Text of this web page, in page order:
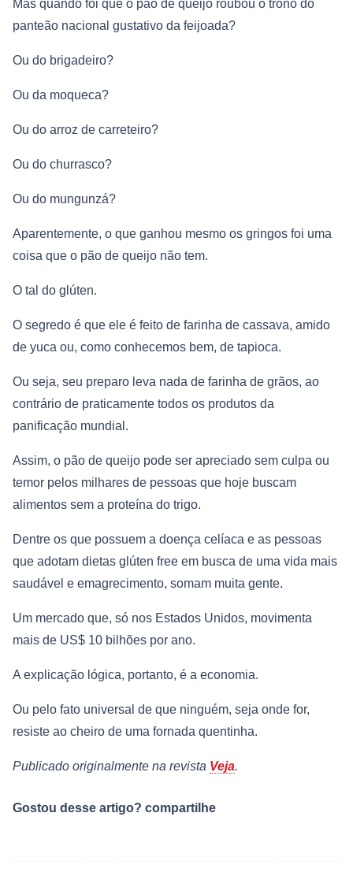
Mas quando foi que o pão de queijo roubou o trono do
panteão nacional gustativo da feijoada?
Ou do brigadeiro?
Ou da moqueca?
Ou do arroz de carreteiro?
Ou do churrasco?
Ou do mungunzá?
Aparentemente, o que ganhou mesmo os gringos foi uma
coisa que o pão de queijo não tem.
O tal do glúten.
O segredo é que ele é feito de farinha de cassava, amido
de yuca ou, como conhecemos bem, de tapioca.
Ou seja, seu preparo leva nada de farinha de grãos, ao
contrário de praticamente todos os produtos da
panificação mundial.
Assim, o pão de queijo pode ser apreciado sem culpa ou
temor pelos milhares de pessoas que hoje buscam
alimentos sem a proteína do trigo.
Dentre os que possuem a doença celíaca e as pessoas
que adotam dietas glúten free em busca de uma vida mais
saudável e emagrecimento, somam muita gente.
Um mercado que, só nos Estados Unidos, movimenta
mais de US$ 10 bilhões por ano.
A explicação lógica, portanto, é a economia.
Ou pelo fato universal de que ninguém, seja onde for,
resiste ao cheiro de uma fornada quentinha.
Publicado originalmente na revista Veja.
Gostou desse artigo? compartilhe